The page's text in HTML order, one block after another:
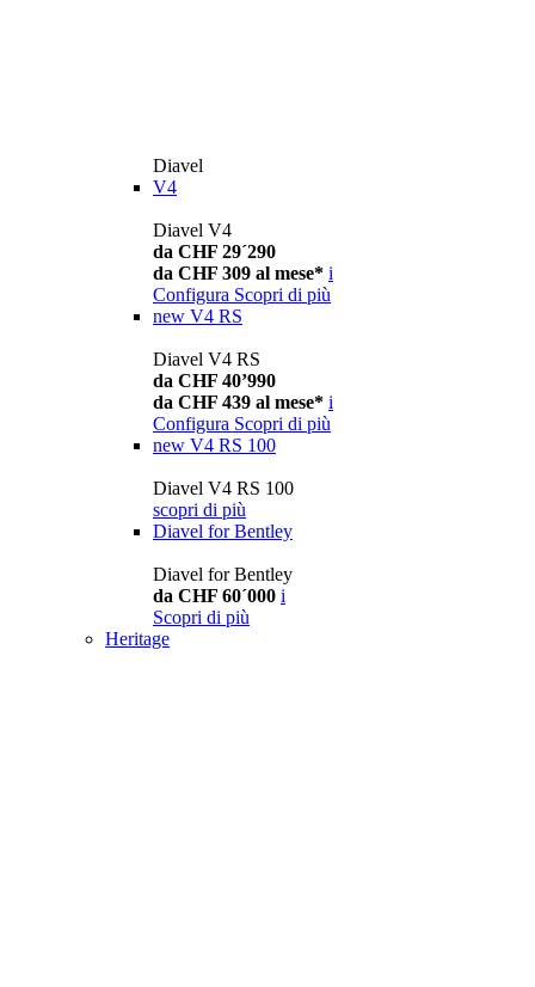
Diavel
V4
Diavel V4
da CHF 29´290
da CHF 309 al mese* i
Configura Scopri di più
new V4 RS
Diavel V4 RS
da CHF 40’990
da CHF 439 al mese* i
Configura Scopri di più
new V4 RS 100
Diavel V4 RS 100
scopri di più
Diavel for Bentley
Diavel for Bentley
da CHF 60´000 i
Scopri di più
Heritage